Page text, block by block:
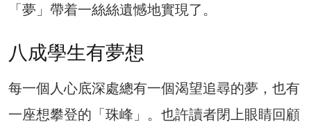
「夢」帶着一絲絲遺憾地實現了。
八成學生有夢想
每一個人心底深處總有一個渴望追尋的夢，也有
一座想攀登的「珠峰」。也許讀者閉上眼睛回顧